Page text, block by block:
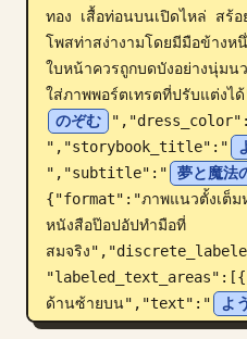
ทอง เสื้อท่อนบนเปิดไหล่ สร้
โพสท่าสง่างามโดยมีมือข้างห
ใบหน้าควรถูกบดบังอย่างนุ่มน
ใส่ภาพพอร์ตเทรตที่ปรับแต่ง
のぞむ
","storybook_title":"
","subtitle":"
夢と魔法
{"format":"ภาพแนวตั้งเต็ม
หนังสือป๊อปอัปทำมือที่
สมจริง
ด้านซ้ายบน","text":"
よ
","secondary_text":"夢と